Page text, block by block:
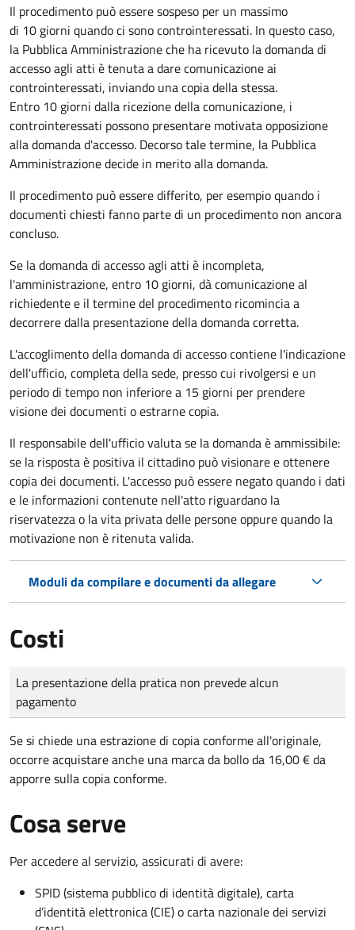
Il procedimento può essere sospeso per un massimo
di 10 giorni quando ci sono controinteressati. In questo caso,
la Pubblica Amministrazione che ha ricevuto la domanda di
accesso agli atti è tenuta a dare comunicazione ai
controinteressati, inviando una copia della stessa.
Entro 10 giorni dalla ricezione della comunicazione, i
controinteressati possono presentare motivata opposizione
alla domanda d'accesso. Decorso tale termine, la Pubblica
Amministrazione decide in merito alla domanda.
Il procedimento può essere differito, per esempio quando i
documenti chiesti fanno parte di un procedimento non ancora
concluso.
Se la domanda di accesso agli atti è incompleta,
l'amministrazione, entro 10 giorni, dà comunicazione al
richiedente e il termine del procedimento ricomincia a
decorrere dalla presentazione della domanda corretta.
L'accoglimento della domanda di accesso contiene l'indicazione
dell'ufficio, completa della sede, presso cui rivolgersi e un
periodo di tempo non inferiore a 15 giorni per prendere
visione dei documenti o estrarne copia.
Il responsabile dell'ufficio valuta se la domanda è ammissibile:
se la risposta è positiva il cittadino può visionare e ottenere
copia dei documenti. L'accesso può essere negato quando i dati
e le informazioni contenute nell'atto riguardano la
riservatezza o la vita privata delle persone oppure quando la
motivazione non è ritenuta valida.
Moduli da compilare e documenti da allegare
Costi
Tipo di pagamento
Importo
La presentazione della pratica non prevede alcun
pagamento
Se si chiede una estrazione di copia conforme all'originale,
occorre acquistare anche una marca da bollo da 16,00 € da
apporre sulla copia conforme.
Cosa serve
Per accedere al servizio, assicurati di avere:
SPID (sistema pubblico di identità digitale), carta
d’identità elettronica (CIE) o carta nazionale dei servizi